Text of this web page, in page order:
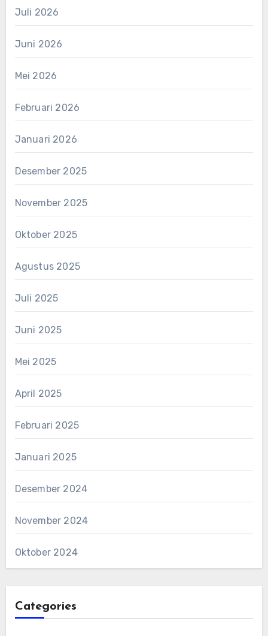
Juli 2026
Juni 2026
Mei 2026
Februari 2026
Januari 2026
Desember 2025
November 2025
Oktober 2025
Agustus 2025
Juli 2025
Juni 2025
Mei 2025
April 2025
Februari 2025
Januari 2025
Desember 2024
November 2024
Oktober 2024
Categories